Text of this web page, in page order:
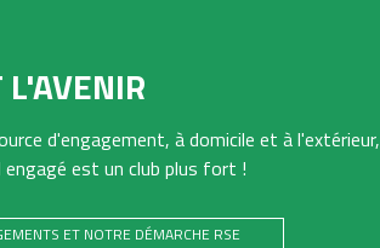
d'engagement, à domicile et à l'extérieur,
est un club plus fort !
ET NOTRE DÉMARCHE RSE